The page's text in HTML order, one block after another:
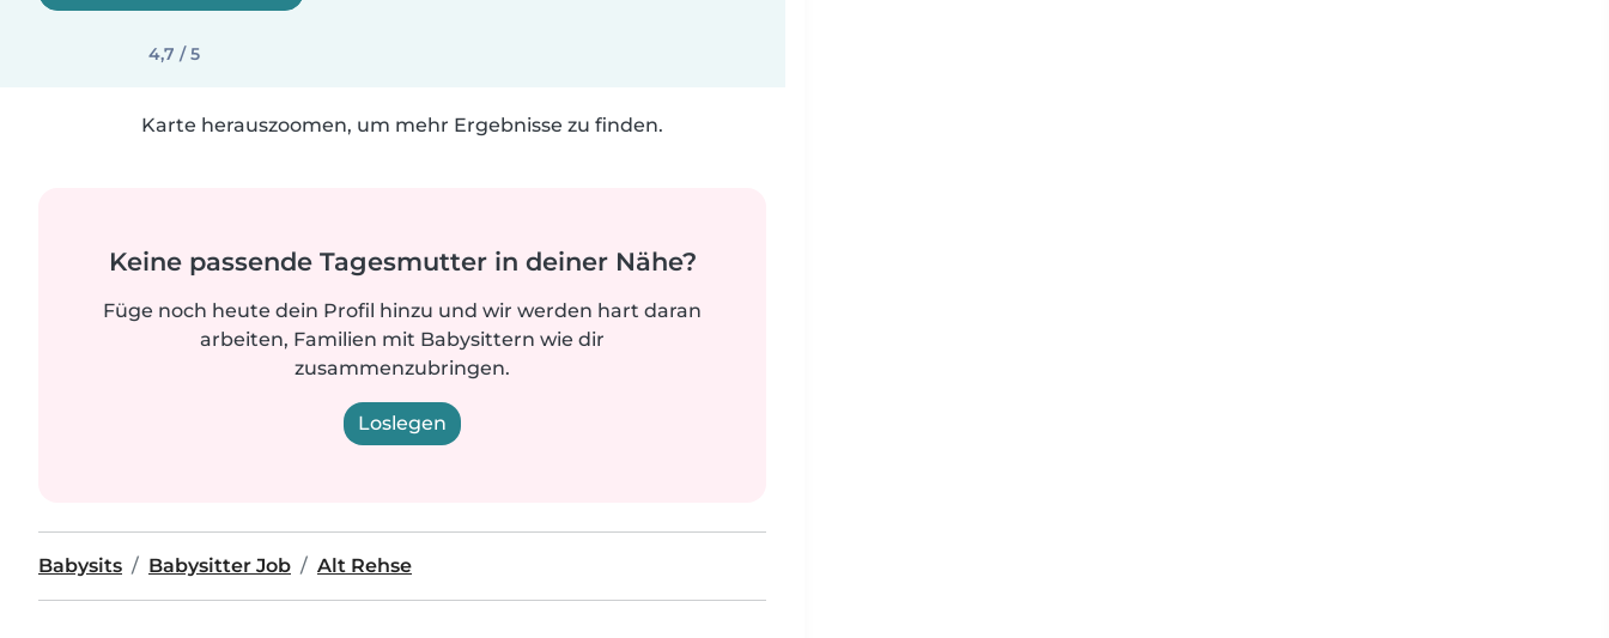
4,7 / 5
Karte herauszoomen, um mehr Ergebnisse zu finden.
Keine passende Tagesmutter in deiner Nähe?
Füge noch heute dein Profil hinzu und wir werden hart daran
arbeiten, Familien mit Babysittern wie dir
zusammenzubringen.
Loslegen
Babysits Babysitter Job Alt Rehse